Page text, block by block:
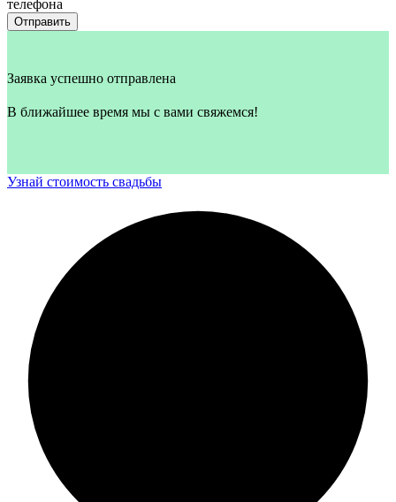
телефона
Отправить
Заявка успешно отправлена
В ближайшее время мы с вами свяжемся!
Узнай стоимость свадьбы